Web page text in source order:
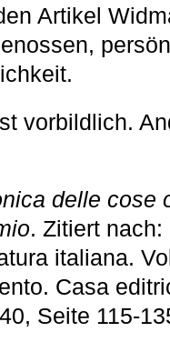
Artikel
vorbildlich.
delle cose
. Zitiert
italiana.
Casa
Seite 115-